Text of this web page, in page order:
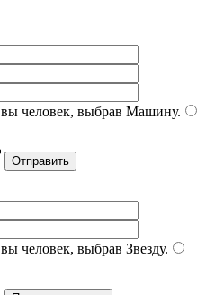
человек, выбрав Машину.
человек, выбрав Звезду.